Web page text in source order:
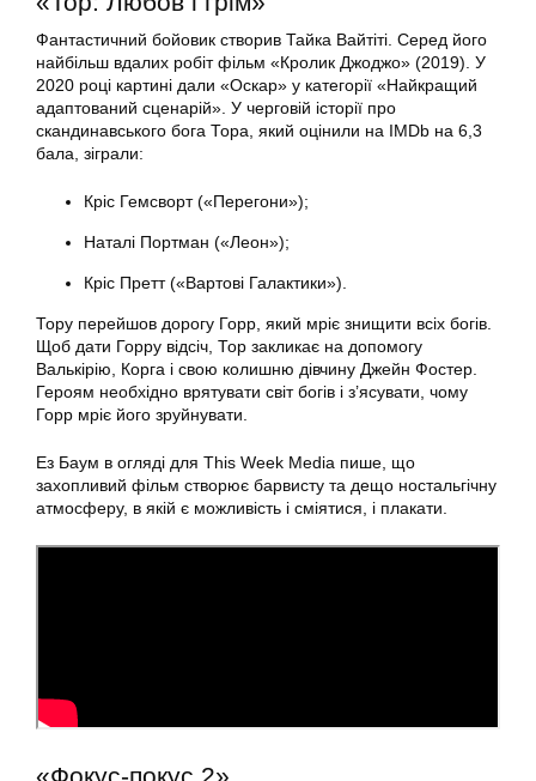
Фантастичний бойовик створив Тайка Вайтіті. Серед його
найбільш вдалих робіт фільм «Кролик Джоджо» (2019). У
2020 році картині дали «Оскар» у категорії «Найкращий
адаптований сценарій». У черговій історії про
скандинавського бога Тора, який оцінили на IMDb на 6,3
бала, зіграли:
Кріс Гемсворт («Перегони»);
Наталі Портман («Леон»);
Кріс Претт («Вартові Галактики»).
Тору перейшов дорогу Горр, який мріє знищити всіх богів.
Щоб дати Горру відсіч, Тор закликає на допомогу
Валькірію, Корга і свою колишню дівчину Джейн Фостер.
Героям необхідно врятувати світ богів і з’ясувати, чому
Горр мріє його зруйнувати.
Ез Баум в огляді для This Week Media пише, що
захопливий фільм створює барвисту та дещо ностальгічну
атмосферу, в якій є можливість і сміятися, і плакати.